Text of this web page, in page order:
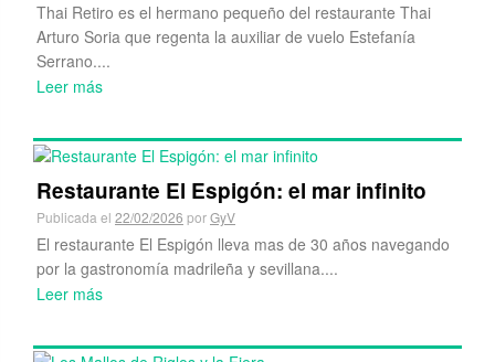
Thai Retiro es el hermano pequeño del restaurante Thai
Arturo Soria que regenta la auxiliar de vuelo Estefanía
Serrano....
Leer más
Restaurante El Espigón: el mar infinito
Publicada el 22/02/2026 porGyV
El restaurante El Espigón lleva mas de 30 años navegando
por la gastronomía madrileña y sevillana....
Leer más